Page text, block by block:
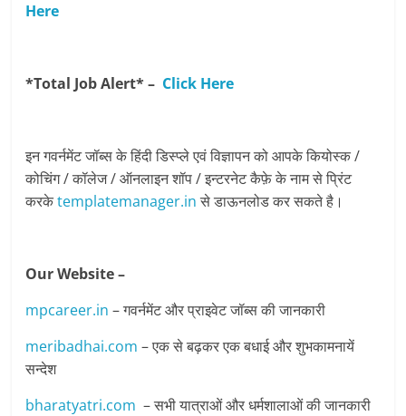
Here
*Total Job Alert* – Click Here
इन गवर्नमेंट जॉब्स के हिंदी डिस्प्ले एवं विज्ञापन को आपके कियोस्क /
कोचिंग / कॉलेज / ऑनलाइन शॉप / इन्टरनेट कैफ़े के नाम से प्रिंट
करकेtemplatemanager.inसे डाऊनलोड कर सकते है।
Our Website –
mpcareer.in – गवर्नमेंट और प्राइवेट जॉब्‍स की जानकारी
meribadhai.com – एक से बढ़कर एक बधाई और शुभकामनायें
सन्देश
bharatyatri.com – सभी यात्राओं और धर्मशालाओं की जानकारी